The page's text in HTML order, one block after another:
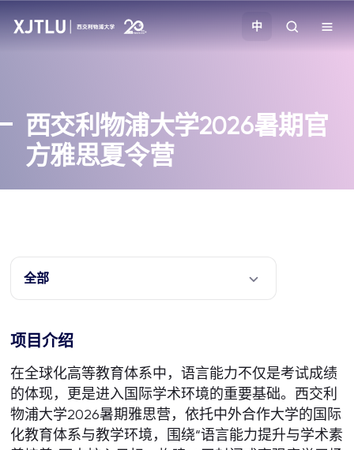
招生
校园生活
中
西交利物浦大学2026暑期官
方雅思夏令营
全部
项目介绍
在全球化高等教育体系中，语言能力不仅是考试成绩
的体现，更是进入国际学术环境的重要基础。西交利
物浦大学2026暑期雅思营，依托中外合作大学的国际
化教育体系与教学环境，围绕“语言能力提升与学术素